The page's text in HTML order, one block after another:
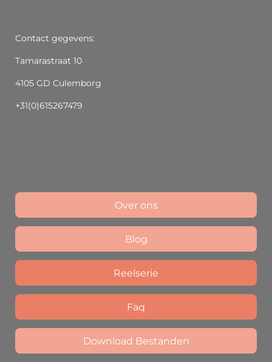
Contact gegevens:
Tamarastraat 10
4105 GD Culemborg
+31(0)615267479
Over ons
Blog
Reelserie
Faq
Download Bestanden